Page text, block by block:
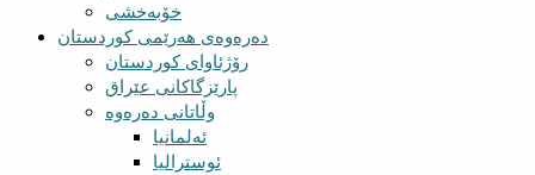
خۆبەخشی
دەرەوەی هەرێمی کوردستان
رۆژئاوای کوردستان
پارێزگاکانی عێراق
وڵاتانی دەرەوە
ئەلمانیا
ئوسترالیا